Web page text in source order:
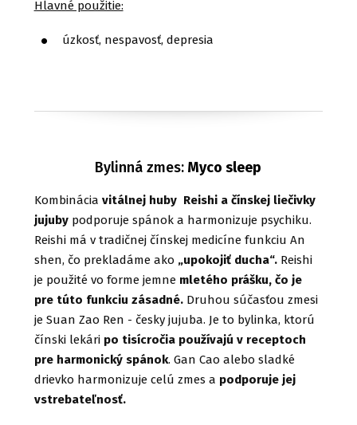
Hlavné použitie:
úzkosť, nespavosť, depresia
Bylinná zmes: Myco sleep
Kombinácia vitálnej huby Reishi a čínskej liečivky
jujubypodporuje spánok a harmonizuje psychiku.
Reishi má v tradičnej čínskej medicíne funkciu An
shen, čo prekladáme ako „upokojiť ducha“.Reishi
je použité vo forme jemnemletého prášku, čo je
pre túto funkciu zásadné.Druhou súčasťou zmesi
je Suan Zao Ren - česky jujuba. Je to bylinka, ktorú
čínski lekári po tisícročia používajú v receptoch
pre harmonický spánok. Gan Cao alebo sladké
drievko harmonizuje celú zmes a podporuje jej
vstrebateľnosť.